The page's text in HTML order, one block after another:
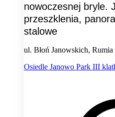
nowoczesnej bryle.
przeszklenia,
stalowe
ul. Błoń Janowskich, Rumia
Osiedle Janowo Park III